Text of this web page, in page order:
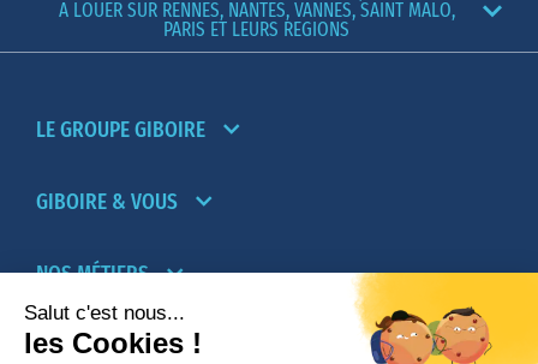
A LOUER SUR RENNES, NANTES, VANNES, SAINT MALO,
PARIS ET LEURS REGIONS
LE GROUPE GIBOIRE
GIBOIRE & VOUS
NOS MÉTIERS
PARTENAIRES